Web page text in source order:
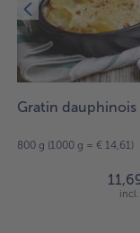
Gratin dauphinois
800 g (1000 g = € 14,61)
incl.